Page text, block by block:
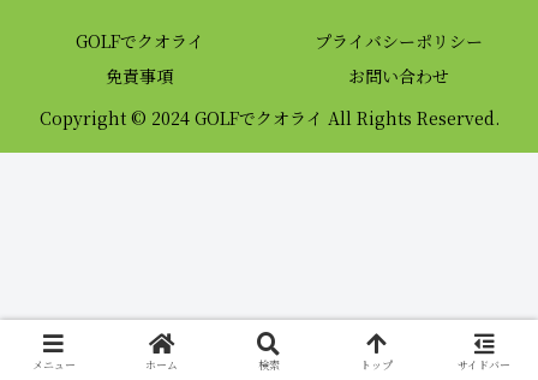
GOLFでクオライ
プライバシーポリシー
免責事項
お問い合わせ
Copyright © 2024 GOLFでクオライ All Rights Reserved.
メニュー ホーム 検索 トップ サイドバー